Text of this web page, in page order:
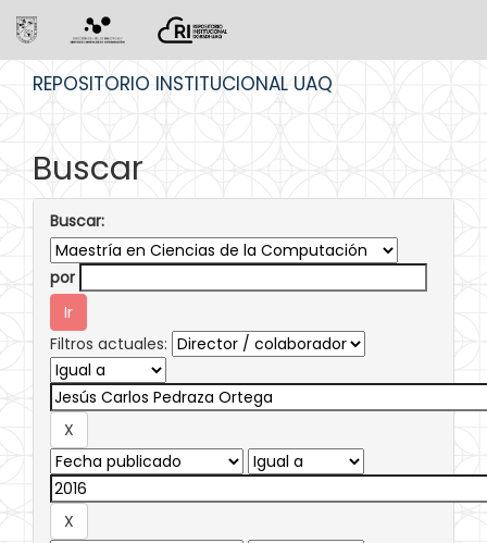
REPOSITORIO INSTITUCIONAL UAQ
Buscar
Buscar:
por
Filtros actuales: